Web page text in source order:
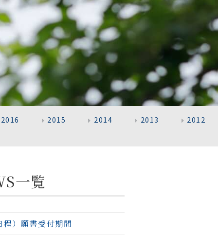
2016 2015 2014 2013 2012
一覧
）願書受付期間